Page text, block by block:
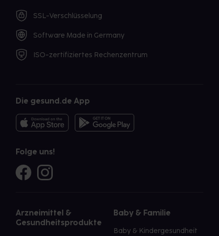
SSL-Verschlüsselung
Software Made in Germany
ISO-zertifiziertes Rechenzentrum
Die gesund.de App
Folge uns!
Arzneimittel &
Gesundheitsprodukte
Baby & Familie
Baby & Kindergesundheit